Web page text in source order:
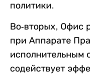
политики.
Во-вторых, Офис
при Аппарате
исполнительным
содействует